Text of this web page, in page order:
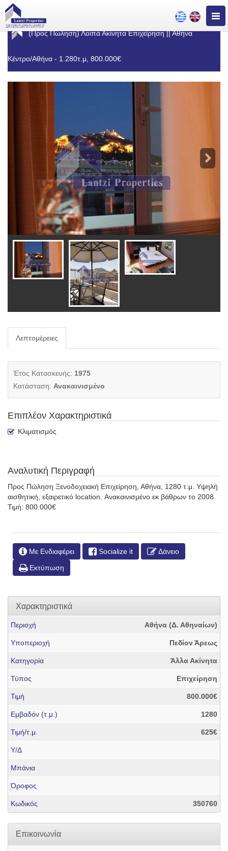
(Προς Πώληση) Λοιπά Ακίνητα Επιχείρηση || Αθήνα
Κέντρο/Αθήνα - 1.280τ.μ, 800.000€
Λεπτομέρειες
Έτος Κατασκευής: 1975
Κατάσταση: Ανακαινισμένο
Επιπλέον Χαρακτηριστικά
Κλιματισμός
Αναλυτική Περιγραφή
Προς Πώληση Ξενοδοχειακή Επιχείρηση, Αθήνα, 1280 τ.μ. Υψηλή
αισθητική, εξαιρετικό location. Ανακαινισμένο εκ βάθρων το 2008.
Τιμή: 800.000€
Με Ενδιαφέρει Socialize it
Δάνειο
Εκτύπωση
Χαρακτηριστικά
Περιοχή Αθήνα (Δ. Αθηναίων)
Υποπεριοχή Πεδίον Άρεως
Κατηγορία Άλλα Ακίνητα
Τύπος Επιχείρηση
Τιμή 800.000€
Εμβαδόν (τ.μ.) 1280
Τιμή/τ.μ. 625€
Υ/Δ
Μπάνια
Όροφος
Κωδικός 350760
Επικοινωνία